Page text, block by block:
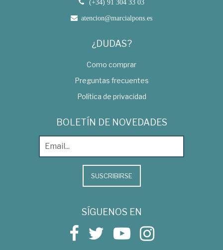
(+34) 91 304 33 03
atencion@marcialpons.es
¿DUDAS?
Como comprar
Preguntas frecuentes
Política de privacidad
BOLETÍN DE NOVEDADES
SUSCRIBIRSE
SÍGUENOS EN